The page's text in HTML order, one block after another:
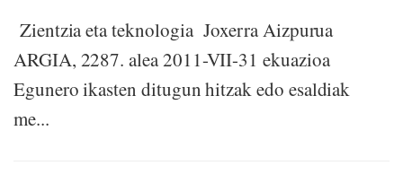
Zientzia eta teknologia Joxerra Aizpurua
ARGIA, 2287. alea 2011-VII-31 ekuazioa
Egunero ikasten ditugun hitzak edo esaldiak
me...